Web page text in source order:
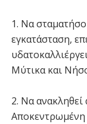
1. Να
εγκατάσταση,
Μύτικα και
2. Να
Αποκεντρωμένη